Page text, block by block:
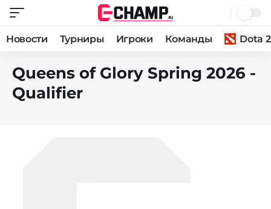
Новости Турниры Игроки Команды Dota 2
Queens of Glory Spring 2026 -
Qualifier